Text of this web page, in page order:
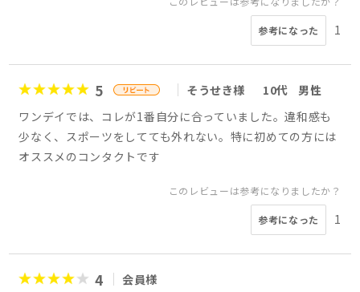
参考になった 1
5 そうせき様 10代
男性
ワンデイでは、コレが1番自分に合っていました。違和感も
少なく、スポーツをしてても外れない。特に初めての方には
オススメのコンタクトです
このレビューは参考になりましたか？
参考になった 1
4
会員様